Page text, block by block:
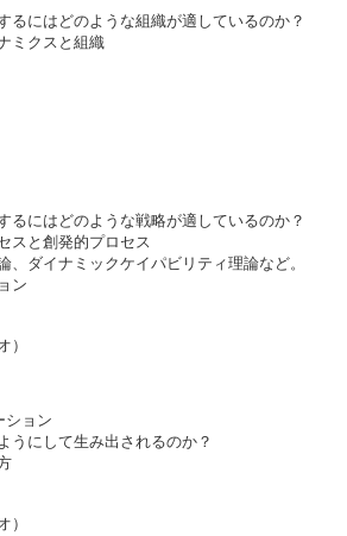
るにはどのような組織が適しているのか？
ミクスと組織
るにはどのような戦略が適しているのか？
スと創発的プロセス
、ダイナミックケイパビリティ理論など。
ン
）
ション
うにして生み出されるのか？
）